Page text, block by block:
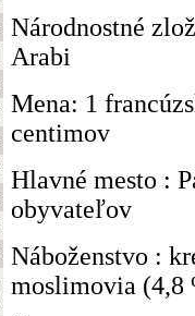
Národnostné
Arabi
Mena: 1
centimov
Hlavné mesto :
obyvateľov
Náboženstvo :
moslimovia (4,8